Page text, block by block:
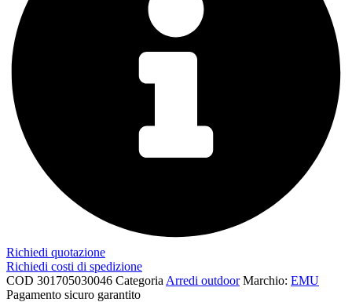
Richiedi quotazione
Richiedi costi di spedizione
COD 301705030046 Categoria Arredi outdoor Marchio: EMU
Pagamento sicuro garantito​